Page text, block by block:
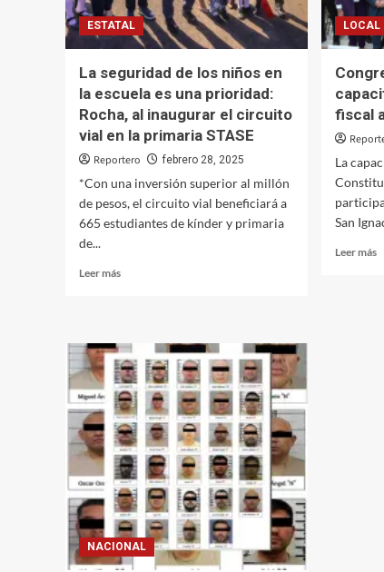
Mazatlán
vive
ESTATAL
La seguridad de los niños en
la escuela es una prioridad:
Rocha, al inaugurar el circuito
vial en la primaria STASE
Reportero febrero 28, 2025
*Con una inversión superior al millón
de pesos, el circuito vial beneficiará a
665 estudiantes de kínder y primaria
de...
Leer másLeer
de
los
niños
en
la
escuela
es
una
prioridad:
Rocha,
al
inaugurar
el
LOCAL
fiscal
La
San
Leer más
NACIONAL